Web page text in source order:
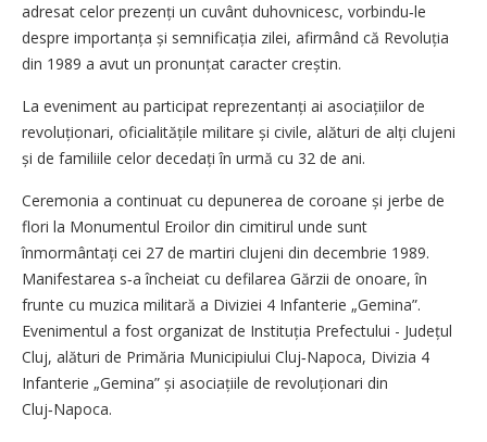
adresat celor prezenți un cuvânt duhovnicesc, vorbindu‑le
despre importanța și semnificația zilei, afirmând că Revoluția
din 1989 a avut un pronunțat caracter creștin.
La eveniment au participat reprezentanți ai asociațiilor de
revoluționari, oficialitățile militare și civile, alături de alți clujeni
și de familiile celor decedați în urmă cu 32 de ani.
Ceremonia a continuat cu depunerea de coroane și jerbe de
flori la Monumentul Eroilor din cimitirul unde sunt
înmormântați cei 27 de martiri clujeni din decembrie 1989.
Manifestarea s‑a încheiat cu defilarea Gărzii de onoare, în
frunte cu muzica militară a Diviziei 4 Infanterie „Gemina”.
Evenimentul a fost organizat de Instituția Prefectului - Județul
Cluj, alături de Primăria Municipiului Cluj‑Napoca, Divizia 4
Infanterie „Gemina” și asociațiile de revoluționari din
Cluj‑Napoca.